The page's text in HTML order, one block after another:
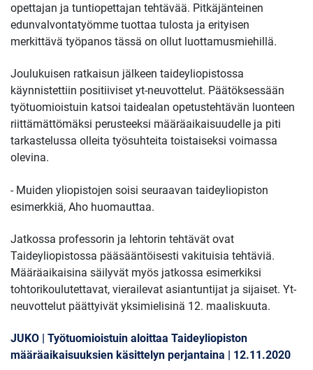
opettajan ja tuntiopettajan tehtävää. Pitkäjänteinen
edunvalvontatyömme tuottaa tulosta ja erityisen
merkittävä työpanos tässä on ollut luottamusmiehillä.
Joulukuisen ratkaisun jälkeen taideyliopistossa
käynnistettiin positiiviset yt-neuvottelut. Päätöksessään
työtuomioistuin katsoi taidealan opetustehtävän luonteen
riittämättömäksi perusteeksi määräaikaisuudelle ja piti
tarkastelussa olleita työsuhteita toistaiseksi voimassa
olevina.
- Muiden yliopistojen soisi seuraavan taideyliopiston
esimerkkiä, Aho huomauttaa.
Jatkossa professorin ja lehtorin tehtävät ovat
Taideyliopistossa pääsääntöisesti vakituisia tehtäviä.
Määräaikaisina säilyvät myös jatkossa esimerkiksi
tohtorikoulutettavat, vierailevat asiantuntijat ja sijaiset. Yt-
neuvottelut päättyivät yksimielisinä 12. maaliskuuta.
JUKO | Työtuomioistuin aloittaa Taideyliopiston
määräaikaisuuksien käsittelyn perjantaina | 12.11.2020